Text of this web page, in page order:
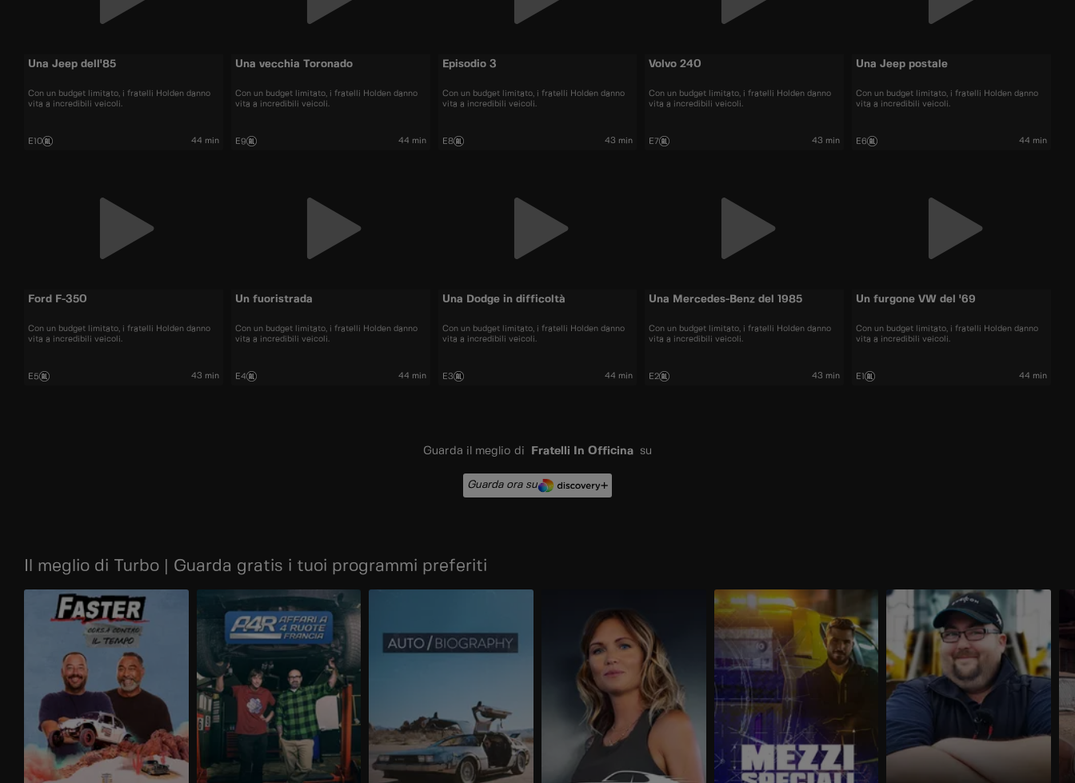
Una Jeep dell'85
Con un budget limitato, i fratelli Holden danno
vita a incredibili veicoli.
E10 44 min
Una vecchia Toronado
Con un budget limitato, i fratelli Holden danno
vita a incredibili veicoli.
E9 44 min
Episodio 3
Con un budget limitato, i fratelli Holden danno
vita a incredibili veicoli.
E8 43 min
Volvo 240
Con un budget limitato, i fratelli Holden danno
vita a incredibili veicoli.
E7 43 min
Una Jeep postale
Con un budget limitato, i fratelli Holden danno
vita a incredibili veicoli.
E6 44 min
Ford F-350
Con un budget limitato, i fratelli Holden danno
vita a incredibili veicoli.
E5 43 min
Un fuoristrada
Con un budget limitato, i fratelli Holden danno
vita a incredibili veicoli.
E4 44 min
Una Dodge in difficoltà
Con un budget limitato, i fratelli Holden danno
vita a incredibili veicoli.
E3 44 min
Una Mercedes-Benz del 1985
Con un budget limitato, i fratelli Holden danno
vita a incredibili veicoli.
E2 43 min
Un furgone VW del '69
Con un budget limitato, i fratelli Holden danno
vita a incredibili veicoli.
E1 44 min
Guarda il meglio di Fratelli In Officina su
Guarda ora su
Il meglio di Turbo | Guarda gratis i tuoi programmi preferiti